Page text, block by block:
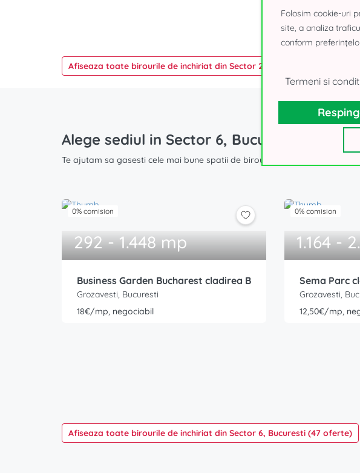
Afiseaza toate birourile de inchiriat din Sector 2, Bucuresti (47 oferte)
Alege sediul in Sector 6, Bucuresti
Te ajutam sa gasesti cele mai bune spatii de birouri la inchiriere din Sector
0% comision
292 - 1.448 mp
Business Garden Bucharest cladirea B
Grozavesti, Bucuresti
18€/mp, negociabil
0% comision
1.164 -
Sema Parc
Grozavesti,
12,50€/mp,
Afiseaza toate birourile de inchiriat din Sector 6, Bucuresti (47 oferte)
Folosim cookie-uri
site, a analiza
conform
Termeni si